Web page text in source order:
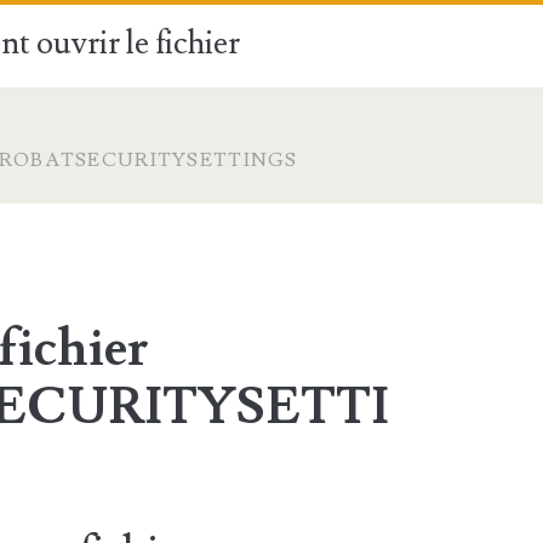
ouvrir le fichier